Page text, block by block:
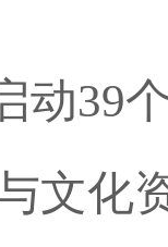
动39
文化